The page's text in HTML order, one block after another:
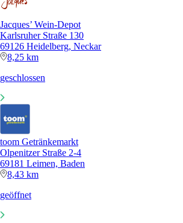
Jacques’ Wein-Depot
Karlsruher Straße 130
69126 Heidelberg, Neckar
8,25 km
geschlossen
toom Getränkemarkt
Olpenitzer Straße 2-4
69181 Leimen, Baden
8,43 km
geöffnet